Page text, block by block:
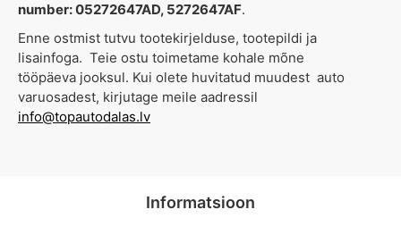
number: 05272647AD, 5272647AF.
Enne ostmist tutvu tootekirjelduse, tootepildi ja
lisainfoga. Teie ostu toimetame kohale mõne
tööpäeva jooksul. Kui olete huvitatud muudest auto
varuosadest, kirjutage meile aadressil
info@topautodalas.lv
Informatsioon